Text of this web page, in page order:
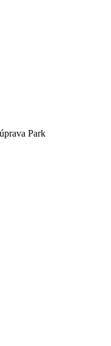
Park